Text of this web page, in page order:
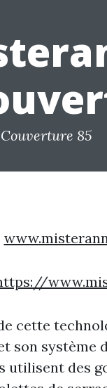
85
cette
son système
utilisent des